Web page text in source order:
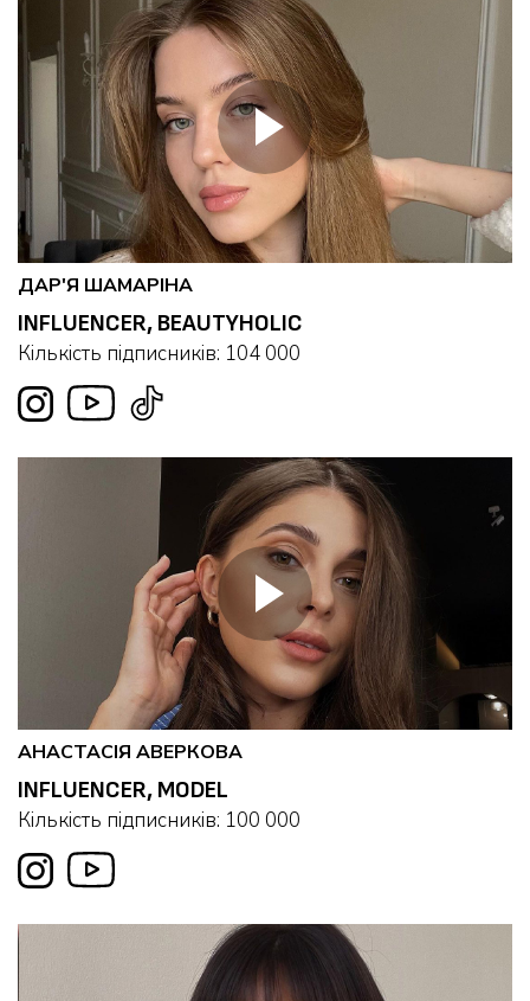
ДАР'Я ШАМАРІНА
INFLUENCER, BEAUTYHOLIC
Кількість підписників: 104 000
АНАСТАСІЯ АВЕРКОВА
INFLUENCER, MODEL
Кількість підписників: 100 000